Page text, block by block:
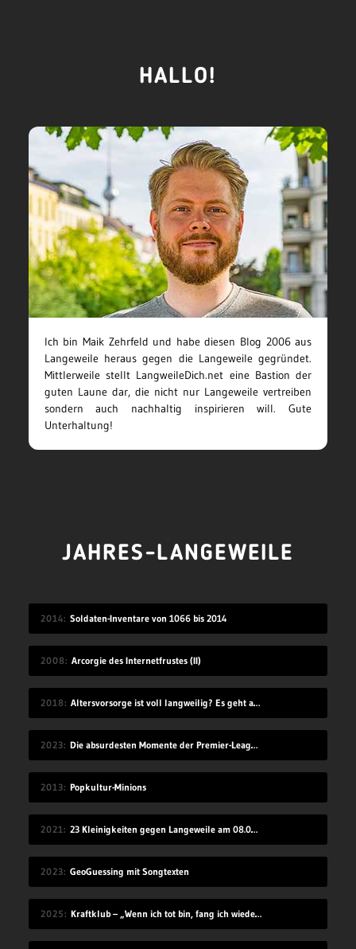
HALLO!
Ich bin Maik Zehrfeld und habe diesen Blog 2006 aus
Langeweile heraus gegen die Langeweile gegründet.
Mittlerweile stellt LangweileDich.net eine Bastion der
guten Laune dar, die nicht nur Langeweile vertreiben
sondern auch nachhaltig inspirieren will. Gute
Unterhaltung!
JAHRES-LANGEWEILE
2014 Soldaten-Inventare von 1066 bis 2014
2008 Arcorgie des Internetfrustes (II)
2018 Altersvorsorge ist voll langweilig? Es geht auch modern!
2023 Die absurdesten Momente der Premier-League-Saison 22/23
2013 Popkultur-Minions
2021 23 Kleinigkeiten gegen Langeweile am 08.08.2021
2023 GeoGuessing mit Songtexten
2025 Kraftklub – „Wenn ich tot bin, fang ich wieder an“